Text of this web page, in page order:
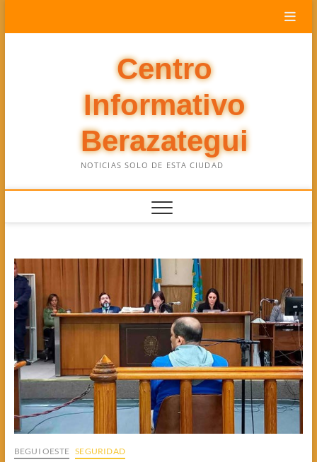
Centro
Informativo
Berazategui
NOTICIAS SOLO DE ESTA CIUDAD
BEGUI OESTE SEGURIDAD